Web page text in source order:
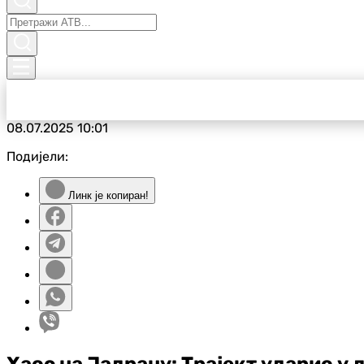
08.07.202510:01
Подијели:
Линк је копиран!